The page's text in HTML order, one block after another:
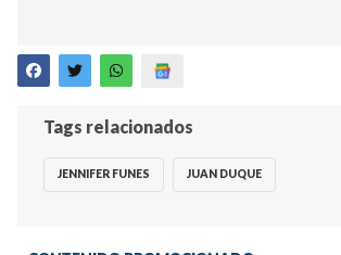
Tags relacionados
JENNIFER FUNES JUAN DUQUE